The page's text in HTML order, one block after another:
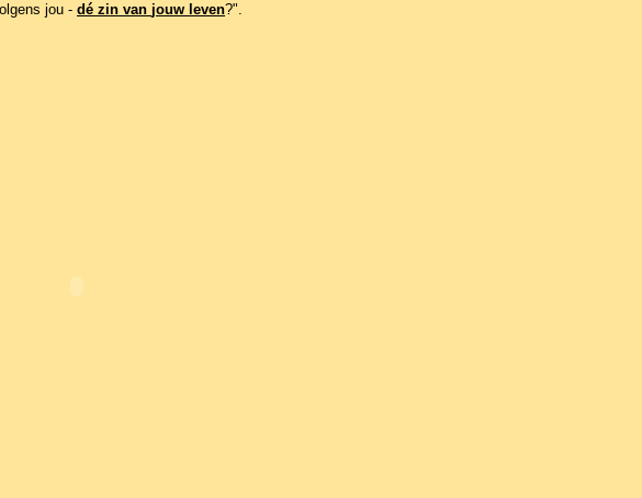
jou - dé zin van jouw leven?".